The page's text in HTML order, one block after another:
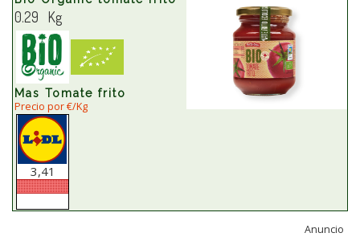
0.29 Kg
Mas Tomate frito
Precio por €/Kg
3,41
Anuncio